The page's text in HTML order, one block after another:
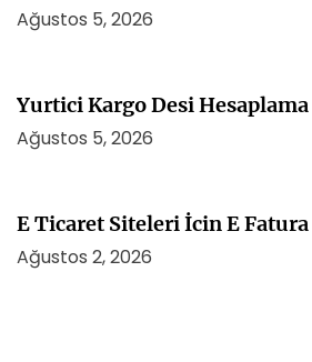
Ağustos 5, 2026
Yurtici Kargo Desi
Ağustos 5, 2026
E Ticaret Siteleri İcin E
Ağustos 2, 2026